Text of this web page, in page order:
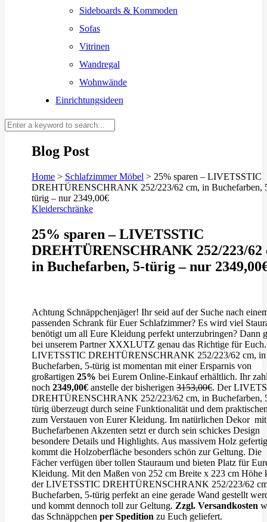
Sideboards & Kommoden
Sofas
Vitrinen
Wandregal
Wohnwände
Einrichtungsideen
Blog Post
Home > Schlafzimmer Möbel > 25% sparen – LIVETSSTIC
DREHTÜRENSCHRANK 252/223/62 cm, in Buchefarben,
türig – nur 2349,00€
Kleiderschränke
25% sparen – LIVETSSTIC
DREHTÜRENSCHRANK 252/223/62
in Buchefarben, 5-türig – nur
Achtung Schnäppchenjäger! Ihr seid auf der Suche nach
passenden Schrank für Euer Schlafzimmer? Es wird viel
benötigt um all Eure Kleidung perfekt unterzubringen? Dann
bei unserem Partner XXXLUTZ genau das Richtige für
LIVETSSTIC DREHTÜRENSCHRANK 252/223/62 cm, in
Buchefarben, 5-türig ist momentan mit einer Ersparnis von
großartigen 25% bei Eurem Online-Einkauf erhältlich. Ihr
noch 2349,00€ anstelle der bisherigen 3153,00€. Der
DREHTÜRENSCHRANK 252/223/62 cm, in Buchefarben,
türig überzeugt durch seine Funktionalität und dem
zum Verstauen von Eurer Kleidung. Im natürlichen Dekor
Buchefarbenen Akzenten setzt er durch sein schickes Design
besondere Details und Highlights. Aus massivem Holz
kommt die Holzoberfläche besonders schön zur Geltung. Die
Fächer verfügen über tollen Stauraum und bieten Platz für
Kleidung. Mit den Maßen von 252 cm Breite x 223 cm Höhe
der LIVETSSTIC DREHTÜRENSCHRANK 252/223/62
Buchefarben, 5-türig perfekt an eine gerade Wand gestellt
und kommt dennoch toll zur Geltung. Zzgl. Versandkosten
das Schnäppchen per Spedition zu Euch geliefert.